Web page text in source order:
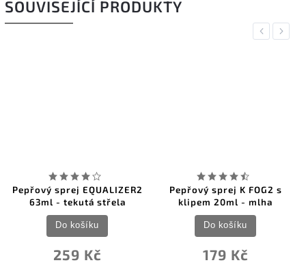
SOUVISEJÍCÍ PRODUKTY
Previous
Pepřový sprej EQUALIZER2
63ml - tekutá střela
259 Kč
Do košíku
Pepřový sprej K FOG2 s
klipem 20ml - mlha
179 Kč
Do košíku
Next